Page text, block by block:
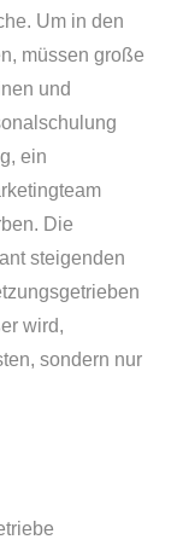
Um in den
müssen große
und
ein
Die
steigenden
wird,
sondern nur